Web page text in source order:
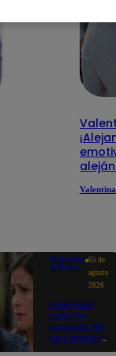
Valentina
Valiente
05 de
agosto
2026
Valentina
Valiente
capítulo 108:
¡Leo revela la